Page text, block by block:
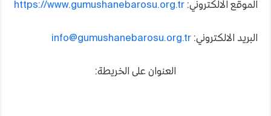
الموقع الالكتروني: https://www.gumushanebarosu.org.tr
البريد الالكتروني: info@gumushanebarosu.org.tr
العنوان على الخريطة: